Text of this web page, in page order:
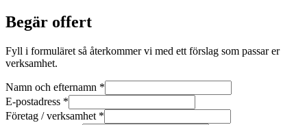
Begär offert
Fyll i formuläret så återkommer vi med ett förslag som passar er
verksamhet.
Namn och efternamn *
E-postadress *
Företag / verksamhet *